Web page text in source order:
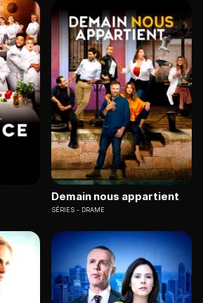
Demain nous appartient
SÉRIES DRAME